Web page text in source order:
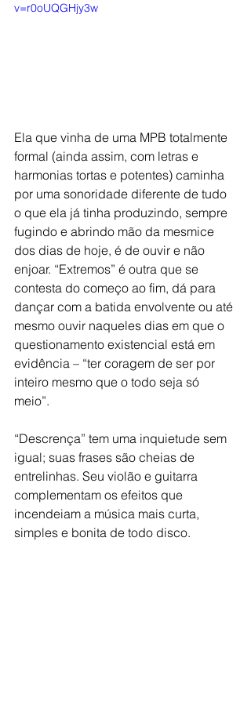
v=r0oUQGHjy3w
Ela que vinha de uma MPB totalmente
formal (ainda assim, com letras e
harmonias tortas e potentes) caminha
por uma sonoridade diferente de tudo
o que ela já tinha produzindo, sempre
fugindo e abrindo mão da mesmice
dos dias de hoje, é de ouvir e não
enjoar. “Extremos” é outra que se
contesta do começo ao fim, dá para
dançar com a batida envolvente ou até
mesmo ouvir naqueles dias em que o
questionamento existencial está em
evidência – “ter coragem de ser por
inteiro mesmo que o todo seja só
meio”.
“Descrença” tem uma inquietude sem
igual; suas frases são cheias de
entrelinhas. Seu violão e guitarra
complementam os efeitos que
incendeiam a música mais curta,
simples e bonita de todo disco.